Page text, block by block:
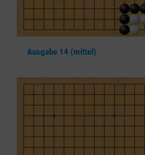
Ausgabe 14 (mittel)